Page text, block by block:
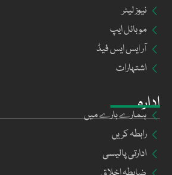
ادارہ
ہمارے بارے میں
رابطہ کریں
ادارتی پالیسی
نیوز لیٹر
موبائل ایپ
آر ایس ایس فیڈ
اشتہارات